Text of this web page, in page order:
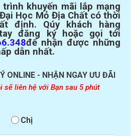
trình khuyến mãi lắp mạng
Học Mỏ Địa Chất có thời
định. Qúy khách hàng
đăng ký hoặc gọi tới
để nhận được những
dẫn nhất.
ONLINE - NHẬN NGAY ƯU ĐÃI
sẽ liên hệ với Bạn sau 5 phút
Chị